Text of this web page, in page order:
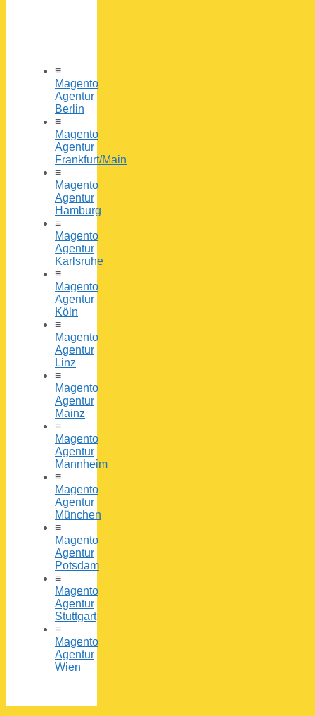
≡
Magento
Agentur
Berlin
≡
Magento
Agentur
Frankfurt/Main
≡
Magento
Agentur
Hamburg
≡
Magento
Agentur
Karlsruhe
≡
Magento
Agentur
Köln
≡
Magento
Agentur
Linz
≡
Magento
Agentur
Mainz
≡
Magento
Agentur
Mannheim
≡
Magento
Agentur
München
≡
Magento
Agentur
Potsdam
≡
Magento
Agentur
Stuttgart
≡
Magento
Agentur
Wien